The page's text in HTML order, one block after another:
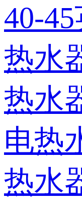
40-
热水
热水
电热
热水